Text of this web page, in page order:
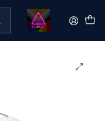
y TV Classic
she said #2